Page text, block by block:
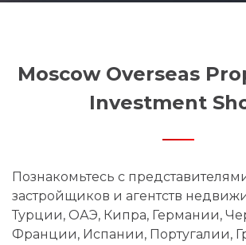
Moscow Overseas
Investment
Познакомьтесь с
застройщиков и агентств
Турции, ОАЭ, Кипра, Германии,
Франции, Испании, Португалии,